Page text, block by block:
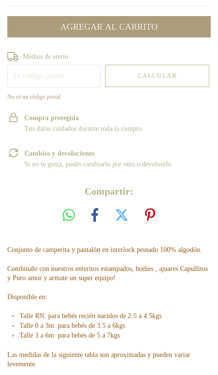
Entregas para el CP:
Medios de envío
CALCULAR
No sé mi código postal
Compra protegida
Tus datos cuidados durante toda la compra.
Cambios y devoluciones
Si no te gusta, podés cambiarlo por otro o devolverlo.
Compartir:
Conjunto de camperita y pantalón en interlock peinado 100% algodón.
Combinalo con nuestros enteritos estampados, bodies , ajuares Capullitos
y Puro amor y armate un super equipo!
Disponible en:
Talle RN: para bebés recién nacidos de 2.5 a 4.5kgs
Talle 0 a 3m: para bebés de 3.5 a 6kgs
Talle 3 a 6m: para bebés de 5 a 7kgs
Las medidas de la siguiente tabla son aproximadas y pueden variar
levemente.